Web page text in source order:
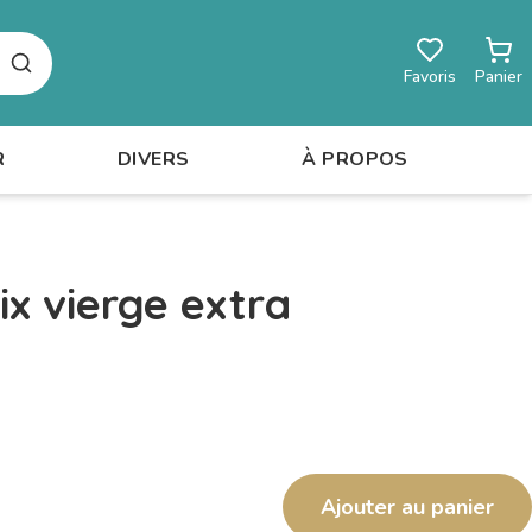
Rechercher Favoris Panier
DIVERS À PROPOS
vierge extra
Ajouter au panier